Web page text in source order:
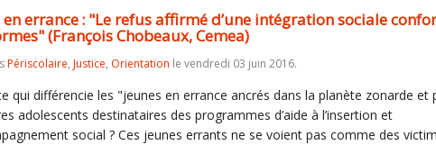
en errance : "Le refus affirmé d’une intégration sociale
(François Chobeaux, Cemea)
Périscolaire, Justice, Orientation le vendredi 03 juin 2016.
qui différencie les "jeunes en errance ancrés dans la planète zonarde et
adolescents destinataires des programmes d’aide à l’insertion et
social ? Ces jeunes errants ne se voient pas comme des